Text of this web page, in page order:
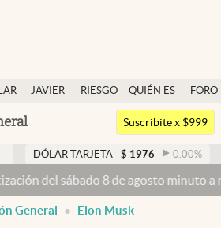
JAVIER
RIESGO
QUIÉN ES
QUIÉN
FORO
Argentina
México
Suscribite x $999
TARJETA $ 1976 0.00% DÓLAR
8 de agosto minuto a minuto
General Elon Musk